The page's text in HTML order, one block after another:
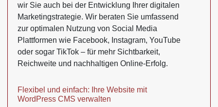
wir Sie auch bei der Entwicklung Ihrer digitalen
Marketingstrategie. Wir beraten Sie umfassend
zur optimalen Nutzung von Social Media
Plattformen wie Facebook, Instagram, YouTube
oder sogar TikTok – für mehr Sichtbarkeit,
Reichweite und nachhaltigen Online-Erfolg.
Flexibel und einfach: Ihre Website mit
WordPress CMS verwalten